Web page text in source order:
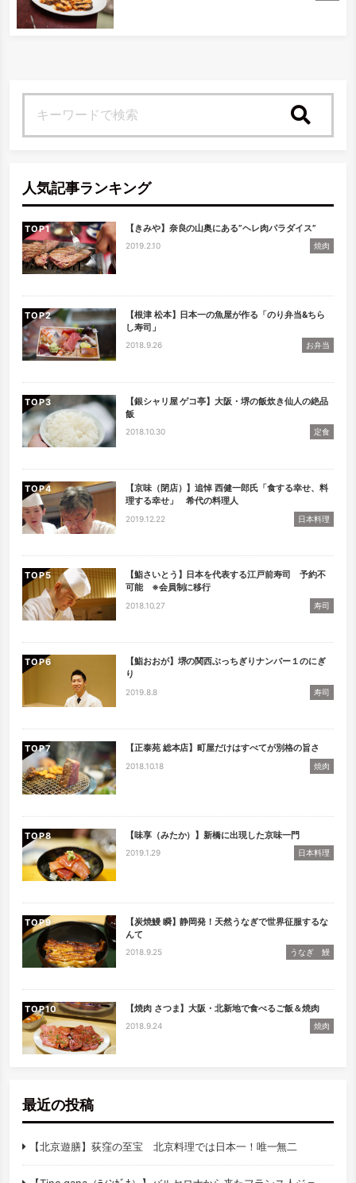
人気記事ランキング
TOP 【きみや】奈良の山奥にある”ヘレ肉パラダイス”
2019.2.10 焼肉
TOP
【根津 松本】日本一の魚屋が作る「のり弁当&ちら
し寿司」
2018.9.26 お弁当
TOP
【銀シャリ屋 ゲコ亭】大阪・堺の飯炊き仙人の絶品
飯
2018.10.30 定食
TOP
【京味（閉店）】追悼 西健一郎氏「食する幸せ、料
理する幸せ」 希代の料理人
2019.12.22 日本料理
TOP
【鮨さいとう】日本を代表する江戸前寿司 予約不
可能 ※会員制に移行
2018.10.27 寿司
TOP
【鮨おおが】堺の関西ぶっちぎりナンバー１のにぎ
り
2019.8.8 寿司
TOP 【正泰苑 総本店】町屋だけはすべてが別格の旨さ
2018.10.18 焼肉
TOP 【味享（みたか）】新橋に出現した京味一門
2019.1.29 日本料理
TOP
【炭焼鰻 瞬】静岡発！天然うなぎで世界征服するな
んて
2018.9.25 うなぎ 鰻
TOP 【焼肉 さつま】大阪・北新地で食べるご飯＆焼肉
2018.9.24 焼肉
最近の投稿
【北京遊膳】荻窪の至宝 北京料理では日本一！唯一無二